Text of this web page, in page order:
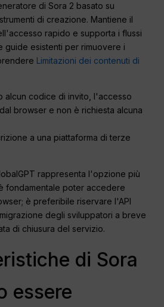
di Sora 2 basato su
di creazione. Mantiene il
rapido e supporta i flussi
guide esistenti per rimuovere i
Limitazioni dei contenuti di
alcun codice di invito, l'accesso
browser e non è richiesta alcuna
a una piattaforma di terze
rappresenta l'opzione più
fondamentale poter accedere
è preferibile riservare l'API
degli sviluppatori a breve
di chiusura del servizio.
di Sora
essere